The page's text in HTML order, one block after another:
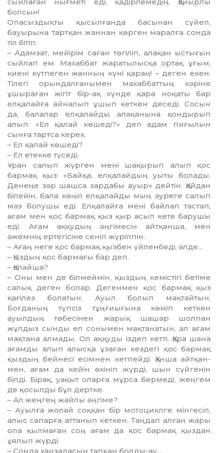
сыйлаған нығметі еді, қадірлемедің. Қайырлы
болсын!
Опасыздықты қысылғанда басы­нан сүйеп,
бауырына тартқан жаннан көрген маралға сонда
тіл бітіп:
– Адамзат, мейірім саған төгіліп, алақан ыстығын
сыйлап ем. Махаб­бат жаратылысқа ортақ ұғым,
киені күтпеген жанның күні қараң! – деген екен.
Тілегі орындалғанымен махаб­баттың кәріне
ұшыраған жігіт бір-ақ күнде қара ноқаты бар
елқалайға айналып ұшып кеткен деседі. Сосын
да, балалар елқалайды алақанына қон­дырып
алып: «Ел қалай көшеді?» деп адам пиғылын
сынға тартса керек.
– Ел қалай көшеді?
– Ел етекке түседі.
Ұран салып жүрген мені шақы­рып алып қос
бармақ қыз: «Байқа, елқалайдың уыты болады.
Денеңе зәр шашса зардабы ауыр» дейтін. Қайдан
білейін, бала көңіл елқалайды мың әуреге салып
мәз болушы еді. Елқа­лай­ға мені байлап тастап,
ағам мен қос бармақ қыз қыр асып кете бару­шы
еді. Ағам аққудың әңгімесін айт­қан­ша, мен
әжемнің ертегісіне сеніп жүріппін.
– Ағаң неге қос бармақ қызбен үйленбеді, әлде…
– Қыздың қос бармағы бар деп.
– Қалайша?
– Оны мен де білмеймін, қыздың кемістігі бетіме
салық деген болар. Дегенмен қос бармақ қыз
қағілез болатын. Ауыл болып мақтайтын.
Боғданың түпсіз тұңғиығына көміп кеткен
ауылдың төбесінен жарық шашар шолпан
жұлдыз сынды ел сонымен мақтанатын, ал ағам
мақ­та­на алмады. Ол аққуды іздеп кетті. Қа­ра шана
ағамды алып алысқа ұза­ған кездегі қос бармақ
қыздың бей­несі есімнен кетпейді. Қанша айт­қан­
мен, ағам да кейін өкініп жүрді, шын сүйгенін
білді. Бірақ, уақыт олар­ға мұрса бермеді, жеңгем
де қосылды бұл дертке.
– Ал жеңгең жайлы әңгіме?
– Ауылға жолай соққан бір мо­тоци­клге мінгесіп,
алыс сапарға ат­танып кеткен. Таңдап алған жары
опа қылмаған соң ағам да қос бармақ қыздан
ұялып жүрді.
– Сонда ханзадасын тапқан болды-ау…